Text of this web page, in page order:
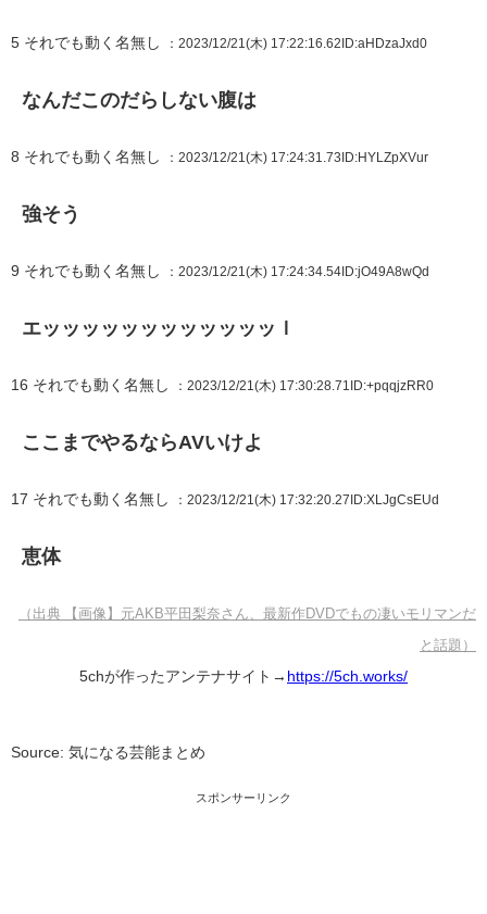
5 それでも動く名無し ：2023/12/21(木) 17:22:16.62 ID:aHDzaJxd0
なんだこのだらしない腹は
8 それでも動く名無し ：2023/12/21(木) 17:24:31.73 ID:HYLZpXVur
強そう
9 それでも動く名無し ：2023/12/21(木) 17:24:34.54 ID:jO49A8wQd
エッッッッッッッッッッッッｌ
16 それでも動く名無し ：2023/12/21(木) 17:30:28.71 ID:+pqqjzRR0
ここまでやるならAVいけよ
17 それでも動く名無し ：2023/12/21(木) 17:32:20.27 ID:XLJgCsEUd
恵体
（出典 【画像】元AKB平田梨奈さん、最新作DVDでもの凄いモリマンだ
と話題）
5chが作ったアンテナサイト→ https://5ch.works/
Source: 気になる芸能まとめ
スポンサーリンク